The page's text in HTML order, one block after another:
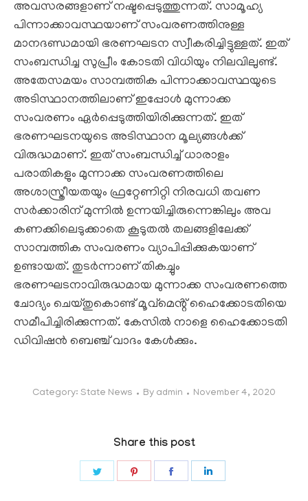
അവസരങ്ങളാണ് നഷ്ടപ്പെടുത്തുന്നത്. സാമൂഹ്യ
പിന്നാക്കാവസ്ഥയാണ് സംവരണത്തിനുള്ള
മാനദണ്ഡമായി ഭരണഘടന സ്വീകരിച്ചിട്ടുള്ളത്. ഇത്
സംബന്ധിച്ച സുപ്രീം കോടതി വിധിയും നിലവിലുണ്ട്.
അതേസമയം സാമ്പത്തിക പിന്നാക്കാവസ്ഥയുടെ
അടിസ്ഥാനത്തിലാണ് ഇപ്പോൾ മുന്നാക്ക
സംവരണം ഏർപ്പെടുത്തിയിരിക്കുന്നത്. ഇത്
ഭരണഘടനയുടെ അടിസ്ഥാന മൂല്യങ്ങൾക്ക്
വിരുദ്ധമാണ്. ഇത് സംബന്ധിച്ച് ധാരാളം
പരാതികളും മുന്നാക്ക സംവരണത്തിലെ
അശാസ്ത്രീയതയും ഫ്രറ്റേണിറ്റി നിരവധി തവണ
സർക്കാരിന് മുന്നിൽ ഉന്നയിച്ചിരുന്നെങ്കിലും അവ
കണക്കിലെടുക്കാതെ കൂടുതൽ തലങ്ങളിലേക്ക്
സാമ്പത്തിക സംവരണം വ്യാപിപ്പിക്കുകയാണ്
ഉണ്ടായത്. തുടർന്നാണ് തികച്ചും
ഭരണഘടനാവിരുദ്ധമായ മുന്നാക്ക സംവരണത്തെ
ചോദ്യം ചെയ്തുകൊണ്ട് മൂവ്മെൻ്റ് ഹൈക്കോടതിയെ
സമീപിച്ചിരിക്കുന്നത്. കേസിൽ നാളെ ഹൈക്കോടതി
ഡിവിഷൻ ബെഞ്ച് വാദം കേൾക്കും.
Category: State News By admin November 4, 2020
Share this post
Share
Share